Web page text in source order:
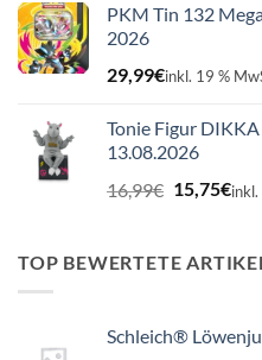
PKM Tin 132
2026
29,99€inkl. 19 %
Tonie Figur
13.08.2026
16,99€
16,99€
15,75€inkl.
TOP BEWERTETE
Schleich®